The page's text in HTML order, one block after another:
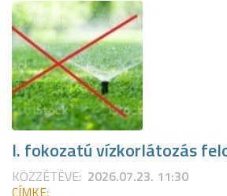
I. fokozatú vízkorlátozás
KÖZZÉTÉVE: 2026.07.23. 11:30
CÍMKE: